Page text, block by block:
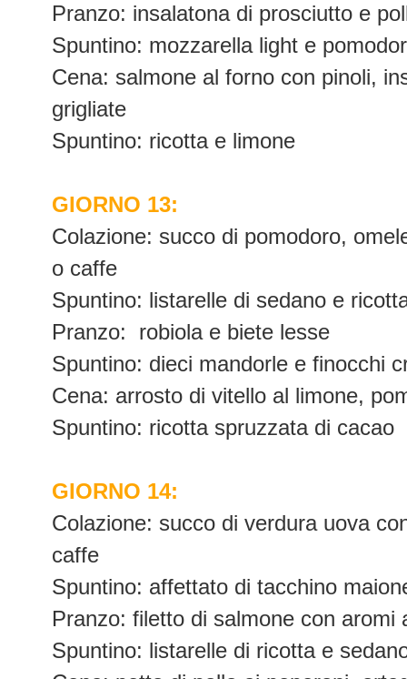
Pranzo: insalatona di prosciutto e
Spuntino: mozzarella light e
Cena: salmone al forno con pinoli,
grigliate
Spuntino: ricotta e limone
GIORNO 13:
Colazione: succo di pomodoro,
o caffe
Spuntino: listarelle di sedano e
Pranzo:
robiola e biete lesse
Spuntino: dieci mandorle e finocchi
Cena: arrosto di vitello al limone,
Spuntino: ricotta spruzzata di cacao
GIORNO 14:
Colazione: succo di verdura uova
caffe
Spuntino: affettato di tacchino
Pranzo: filetto di salmone con aromi
Spuntino: listarelle di ricotta e